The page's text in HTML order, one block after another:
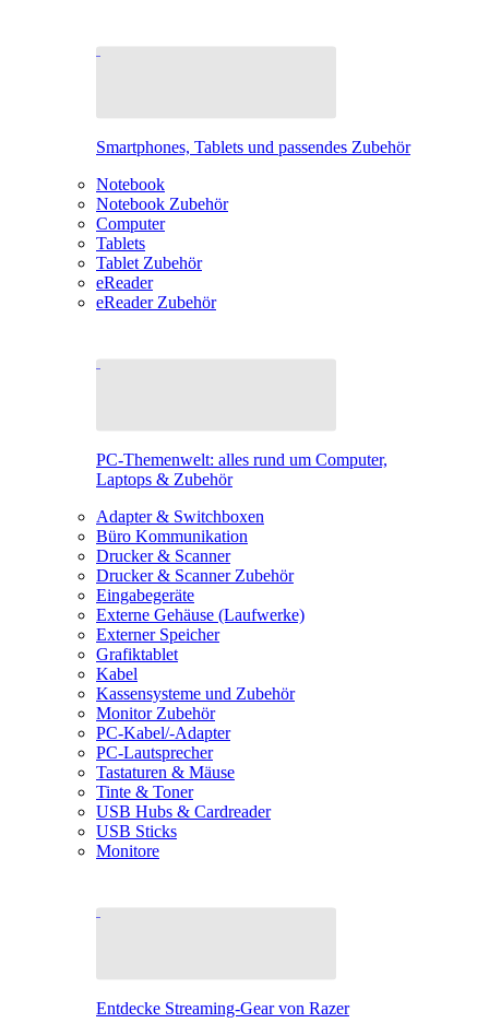
Smartphones, Tablets und passendes Zubehör
Notebook
Notebook Zubehör
Computer
Tablets
Tablet Zubehör
eReader
eReader Zubehör
PC-Themenwelt: alles rund um Computer,
Laptops & Zubehör
Adapter & Switchboxen
Büro Kommunikation
Drucker & Scanner
Drucker & Scanner Zubehör
Eingabegeräte
Externe Gehäuse (Laufwerke)
Externer Speicher
Grafiktablet
Kabel
Kassensysteme und Zubehör
Monitor Zubehör
PC-Kabel/-Adapter
PC-Lautsprecher
Tastaturen & Mäuse
Tinte & Toner
USB Hubs & Cardreader
USB Sticks
Monitore
Entdecke Streaming-Gear von Razer